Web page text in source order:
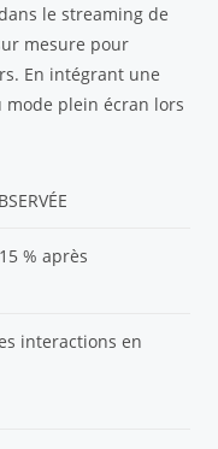
le streaming de
mesure pour
En intégrant une
mode plein écran lors
% après
interactions en